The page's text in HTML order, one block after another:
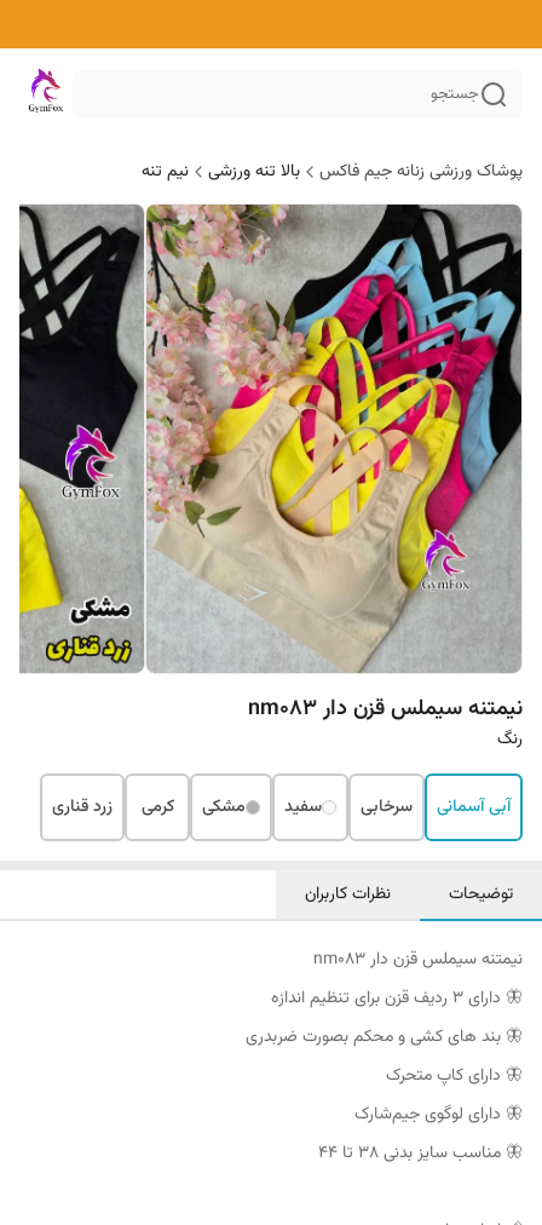
جستجو
پوشاک ورزشی زنانه جیم فاکس بالا تنه ورزشی نیم تنه
نیمتنه سیملس قزن دار nm083
رنگ
آبی آسمانی سرخابی سفید مشکی کرمی زرد قناری
توضیحات نظرات کاربران
نیمتنه سیملس قزن دار nm083
🦋 دارای ۳ ردیف قزن برای تنظیم اندازه
🦋 بند های کشی و محکم بصورت ضربدری
🦋 دارای کاپ متحرک
🦋 دارای لوگوی جیم‌شارک
🦋 مناسب سایز بدنی ۳۸ تا ۴۴